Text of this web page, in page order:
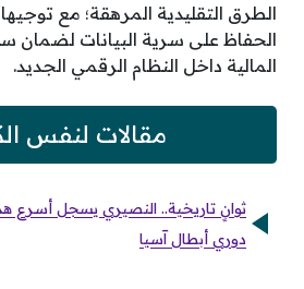
الطرق التقليدية المرهقة؛ مع
الحفاظ على سرية البيانات لضمان
المالية داخل النظام الرقمي الجديد.
مقالات لنفس
ثوانٍ تاريخية.. النصيري يسجل أسرع
دوري أبطال آسيا